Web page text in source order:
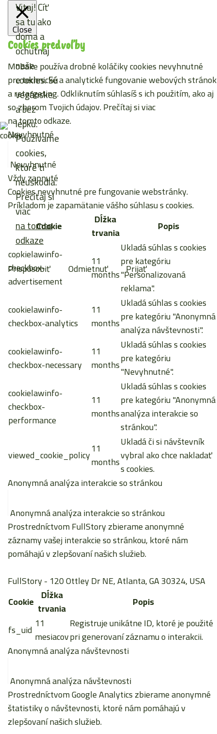
Vitaj! Cíť
sa tu ako
doma a
ochutnaj
naše
cookies. Sú
vegánske
a bez
lepku.
Používame
cookies,
ktoré ti
neuškodia.
Prečítaj si
viac
na tomto
odkaze
.
Prispôsobiť Odmietnuť Prijať
Close
Cookies predvoľby
Mobake používa drobné koláčiky cookies nevyhnutné
pre technické a analytické fungovanie webových stránok
a retargeting. Odkliknutím súhlasíš s ich použitím, ako aj
so zberom Tvojich údajov. Prečítaj si viac
na tomto odkaze.
Nevyhnutné
Nevyhnutné
Vždy zapnuté
Cookies nevyhnutné pre fungovanie webstránky.
Príkladom je zapamätanie vášho súhlasu s cookies.
Cookie
Dĺžka
trvania
Popis
cookielawinfo-
checkbox-
advertisement
11
months
Ukladá súhlas s cookies
pre kategóriu
"Personalizovaná
reklama".
cookielawinfo-
checkbox-analytics
11
months
Ukladá súhlas s cookies
pre kategóriu "Anonymná
analýza návštevnosti".
cookielawinfo-
checkbox-necessary
11
months
Ukladá súhlas s cookies
pre kategóriu
"Nevyhnutné".
cookielawinfo-
checkbox-
performance
11
months
Ukladá súhlas s cookies
pre kategóriu "Anonymná
analýza interakcie so
stránkou".
viewed_cookie_policy11
months
Ukladá či si návštevník
vybral ako chce nakladať
s cookies.
Anonymná analýza interakcie so stránkou
Anonymná analýza interakcie so stránkou
Prostredníctvom FullStory zbierame anonymné
záznamy vašej interakcie so stránkou, ktoré nám
pomáhajú v zlepšovaní našich služieb.
FullStory- 120 Ottley Dr NE, Atlanta, GA 30324, USA
Cookie Dĺžka
trvania
Popis
fs_uid 11
mesiacov
Registruje unikátne ID, ktoré je použité
pri generovaní záznamu o interakcii.
Anonymná analýza návštevnosti
Anonymná analýza návštevnosti
Prostredníctvom Google Analytics zbierame anonymné
štatistiky o návštevnosti, ktoré nám pomáhajú v
zlepšovaní našich služieb.